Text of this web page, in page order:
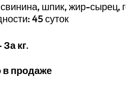
шпик, жир-сырец,
45 суток
За кг.
в продаже